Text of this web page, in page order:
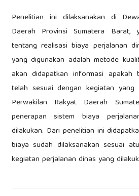
Penelitian ini dilaksanakan di
Daerah Provinsi Sumatera Barat,
tentang realisasi biaya perjalanan
yang digunakan adalah metode
akan didapatkan informasi apakah
telah sesuai dengan kegiatan yang
Perwakilan Rakyat Daerah
penerapan sistem biaya
dilakukan. Dari penelitian ini
biaya sudah dilaksanakan sesuai
kegiatan perjalanan dinas yang